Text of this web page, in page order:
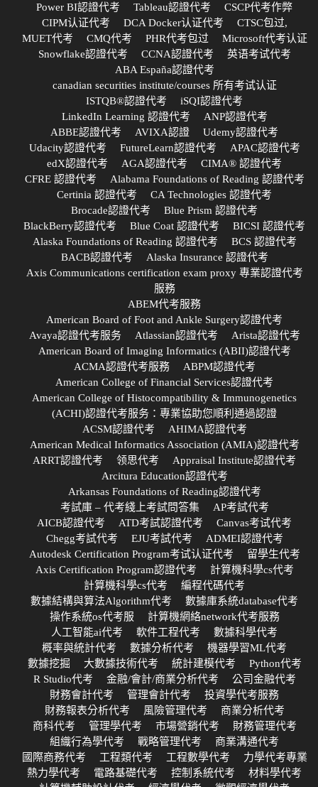
Power BI認證代考
Tableau認證代考
CSCP代考作弊
CIPM认证代考
DCA Docker认证代考
CTSC包过,
MUET代考
CMQ代考 PHR代考包过
Microsoft代考认证
Snowflake認證代考
CCNA認證代考
英语考试代考
ABA España認證代考
canadian securities institute/courses 所有考试认证
ISTQB®認證代考
iSQI認證代考
LinkedIn Learning 認證代考
ANP認證代考
ABBE認證代考
AVIXA認證
Udemy認證代考
Udacity認證代考
FutureLearn認證代考
APAC認證代考
edX認證代考
AGA認證代考
CIMA® 認證代考
CFRE 認證代考
Alabama Foundations of Reading 認證代考
Certinia 認證代考
CA Technologies 認證代考
Brocade認證代考
Blue Prism 認證代考
BlackBerry認證代考
Blue Coat 認證代考
BICSI 認證代考
Alaska Foundations of Reading 認證代考
BCS 認證代考
BACB認證代考
Alaska Insurance 認證代考
Axis Communications certification exam proxy 專業認證代考
服務
ABEM代考服務
American Board of Foot and Ankle Surgery認證代考
Avaya認證代考服务
Atlassian認證代考
Arista認證代考
American Board of Imaging Informatics (ABII)認證代考
ACMA認證代考服務
ABPM認證代考
American College of Financial Services認證代考
American College of Histocompatibility & Immunogenetics
(ACHI)認證代考服务：專業協助您順利通過認證
ACSM認證代考
AHIMA認證代考
American Medical Informatics Association (AMIA)認證代考
ARRT認證代考
领思代考
Appraisal Institute認證代考
Arcitura Education認證代考
Arkansas Foundations of Reading認證代考
考試庫 – 代考綫上考試問答集
AP考試代考
AICB認證代考
ATD考試認證代考
Canvas考试代考
Chegg考試代考
EJU考試代考
ADMEI認證代考
Autodesk Certification Program考试认证代考
留學生代考
Axis Certification Program認證代考
計算機科學cs代考
計算機科學cs代考
編程代碼代考
數據結構與算法Algorithm代考
數據庫系統database代考
操作系統os代考服
計算機網絡network代考服務
人工智能ai代考
軟件工程代考
數據科學代考
概率與統計代考
數據分析代考
機器學習ML代考
數據挖掘
大數據技術代考 統計建模代考
Python代考
R Studio代考
金融/會計/商業分析代考
公司金融代考
財務會計代考
管理會計代考
投資學代考服務
財務報表分析代考
風險管理代考
商業分析代考
商科代考
管理學代考 市場營銷代考
財務管理代考
組織行為學代考
戰略管理代考
商業溝通代考
國際商務代考
工程類代考 工程數學代考
力學代考專業
熱力學代考
電路基礎代考 控制系統代考
材料學代考